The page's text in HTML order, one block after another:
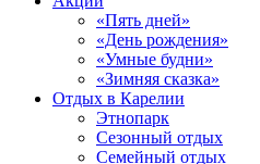
«Пять дней»
«День рождения»
«Умные будни»
«Зимняя сказка»
Отдых в Карелии
Этнопарк
Сезонный отдых
Семейный отдых